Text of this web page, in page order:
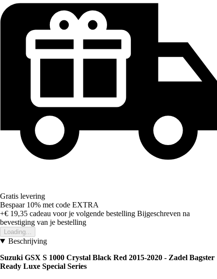
Gratis levering
Bespaar 10% met code EXTRA
+€ 19,35 cadeau voor je volgende bestelling Bijgeschreven na
bevestiging van je bestelling
Loading...
Beschrijving
Suzuki GSX S 1000 Crystal Black Red 2015-2020 - Zadel Bagster
Ready Luxe Special Series